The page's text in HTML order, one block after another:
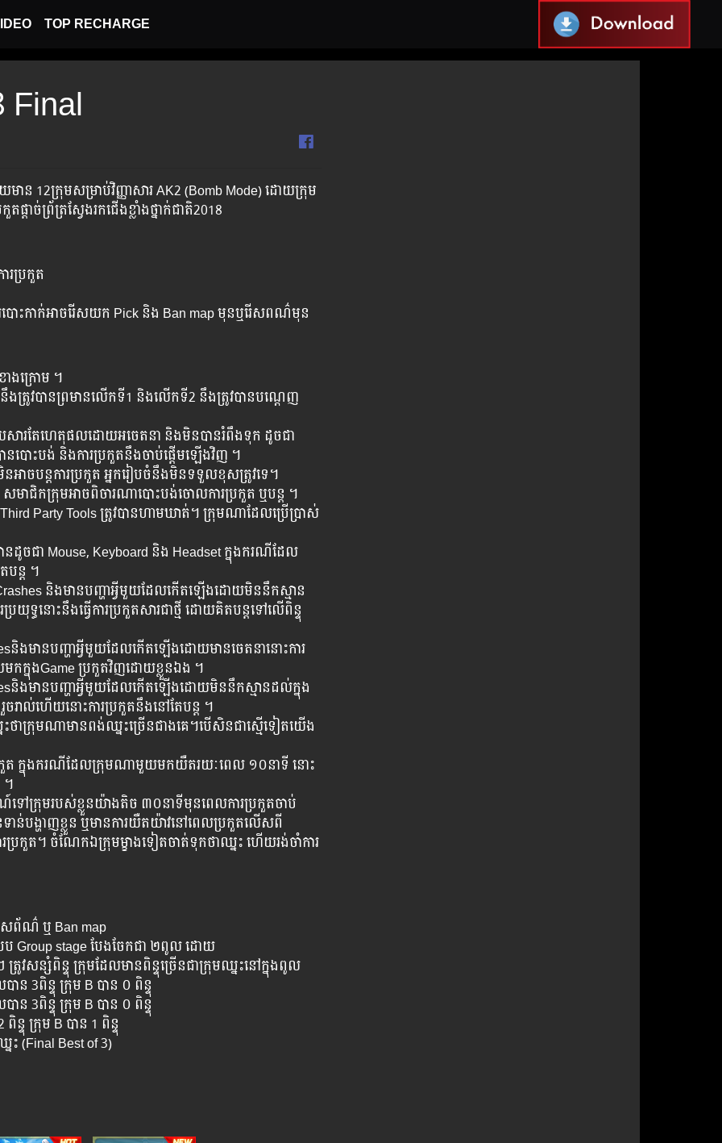
TOP RECHARGE
Final
មាន​ 12ក្រុមសម្រាប់​វិញ្ញាសារ​ AK2 (Bomb Mode) ដោយ​ក្រុម​
ដាច់​ព្រ័ត្រ​ស្វែង​រក​ជើង​ខ្លាំង​ថ្នាក់​ជាតិ​​2018
រប្រកួត
បោះកាក់អាចរើសយក Pick និង Ban map មុនឬរើសពណ៌មុន
ាងក្រោម ។
ងត្រូវបានព្រមានលើកទី1 និងលើកទី2 នឹងត្រូវ​បាន​បណ្តេញ
ារ​តែ​ហេតុ​ផល​ដោយ​អចេតនា និង​មិន​បាន​​រំពឹង​ទុក ដូច​ជា
ន​បោះ​បង់​ និង​ការ​ប្រកួត​នឹង​ចាប់​ផ្តើម​ឡើង​វិញ ។
អាច​បន្ត​​ការ​ប្រកួត អ្នក​​រៀប​ចំ​នឹង​​មិន​ទទួល​​ខុស​ត្រូវ​ទេ។
មាជិកក្រុមអាចពិចារណាបោះបង់ចោលការប្រកួត ឬបន្ត ។
Party Tools ត្រូវបានហាមឃាត់។ ក្រុម​ណា​ដែល​ប្រើ​ប្រាស់​
ាន​ដូច​ជា​ Mouse, Keyboard និង​ Headset ក្នុង​ករណី​ដែល​
បន្ត​ ។
និង​មាន​បញ្ហា​អ្វី​មួយ​ដែល​កើត​ឡើង​ដោយ​មិន​នឹក​ស្មាន​
ទ្ធ​នោះនឹង​ធ្វើ​ការ​ប្រកួត​សារ​ជាថ្មី​ ដោយ​គិត​បន្ត​ទៅ​លើ​ពិន្ទុ​
និង​មាន​បញ្ហា​អ្វី​មួយ​ដែល​កើត​ឡើង​ដោយមានចេតនានោះការ​
កក្នុងGame ​ប្រកួត​វិញ​ដោយខ្លួនឯង ។
និង​មាន​បញ្ហា​អ្វី​មួយ​ដែល​កើត​ឡើង​ដោយ​មិន​នឹក​ស្មាន​ដល់​ក្នុង​
រាល់ហើយ​នោះការ​ប្រកួត​នឹងនៅតែបន្ដ ។
ថាក្រុមណាមានពង់ឈ្នះច្រើនជាងគេ។បើសិនជាស្មើទៀតយើង
រកួត​ ក្នុង​ករណី​ដែល​ក្រុម​ណាមួយ​មក​យឺត​រយៈពេល​ ១០នាទី​ នោះ​
។
ទៅ​ក្រុម​របស់​ខ្លួន​យ៉ាង​តិច​ ៣០នាទីមុន​ពេល​ការ​ប្រកួត​ចាប់​
ន់​បង្ហាញ​ខ្លួន​ ឬមាន​ការ​យឺតយ៉ាវ​នៅ​ពេល​ប្រកួតលើស​ពី​
ប្រកួត​។ ចំណែក​ឯ​ក្រុម​ម្ខាង​ទៀត​ចាត់​ទុក​ថា​ឈ្នះ​ ហើយ​រង់ចាំ​ការ​
ើស​ព័ណ៌​ ឬ​ Ban map
ប​ Group stage បែង​ចែក​​ជា ២​ពូល​ ដោយ
ន្សំ​ពិន្ទុ​ ក្រុម​ដែល​មាន​ពិន្ទុ​ច្រើន​ជា​ក្រុម​ឈ្នះ​នៅ​ក្នុង​ពូល​
ន​ 3ពិន្ទុ​ ក្រុម​ B បាន ០​ ពិន្ទុ
ន​ 3ពិន្ទុ​ ក្រុម​ B បាន ០​ ពិន្ទុ
ទុ​ ក្រុម​ B បាន 1 ពិន្ទុ
(Final Best of 3)